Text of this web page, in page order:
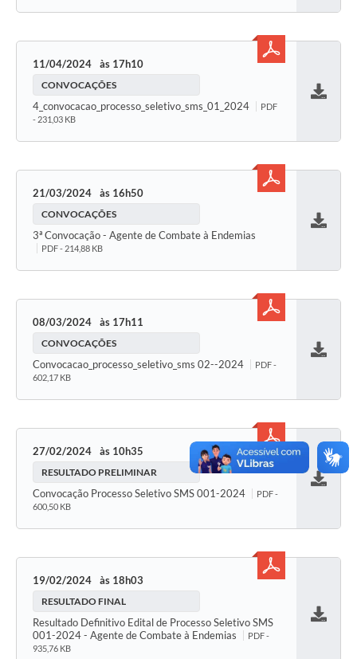
11/04/2024 17h10
CONVOCAÇÕES
4_convocacao_processo_seletivo_sms_01_2024
PDF
- 231,03 KB
21/03/2024 16h50
CONVOCAÇÕES
3ª Convocação - Agente de Combate à Endemias
PDF - 214,88 KB
08/03/2024 17h11
CONVOCAÇÕES
Convocacao_processo_seletivo_sms 02--2024
PDF -
602,17 KB
27/02/2024 10h35
RESULTADO PRELIMINAR
Convocação Processo Seletivo SMS 001-2024
PDF -
600,50 KB
19/02/2024 18h03
RESULTADO FINAL
Resultado Definitivo Edital de Processo Seletivo SMS
001-2024 - Agente de Combate à Endemias
PDF -
935,76 KB